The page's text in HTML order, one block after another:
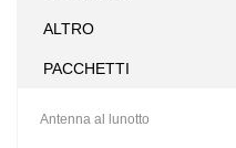
ALTRO
PACCHETTI
Antenna al lunotto